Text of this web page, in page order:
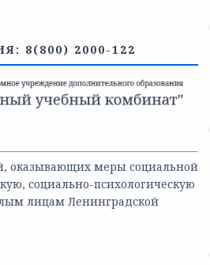
8(800) 2000-122
оказывающих меры социальной
социально-психологическую
лицам Ленинградской